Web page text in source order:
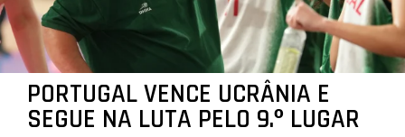
PORTUGAL VENCE UCRÂNIA E
SEGUE NA LUTA PELO 9.º LUGAR